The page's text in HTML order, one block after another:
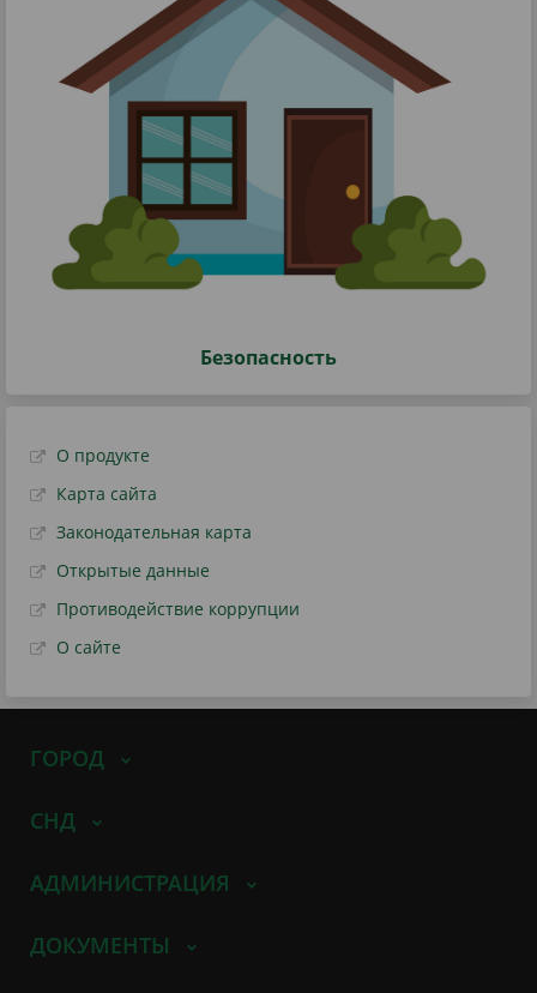
Безопасность
О продукте
Карта сайта
Законодательная карта
Открытые данные
Противодействие коррупции
О сайте
ГОРОД
СНД
АДМИНИСТРАЦИЯ
ДОКУМЕНТЫ